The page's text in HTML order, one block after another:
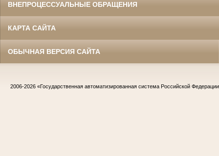
ВНЕПРОЦЕССУАЛЬНЫЕ ОБРАЩЕНИЯ
КАРТА САЙТА
ОБЫЧНАЯ ВЕРСИЯ САЙТА
2006-2026 «Государственная автоматизированная система Российской